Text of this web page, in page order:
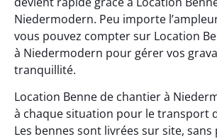
Niedermodern. Peu importe
vous pouvez compter sur Location
à Niedermodern pour gérer vos
tranquillité.
Location Benne de chantier à
à chaque situation pour le transport
Les bennes sont livrées sur site,